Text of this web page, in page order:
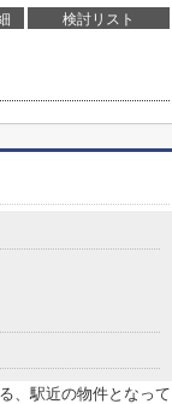
検討リスト
、駅近の物件となって